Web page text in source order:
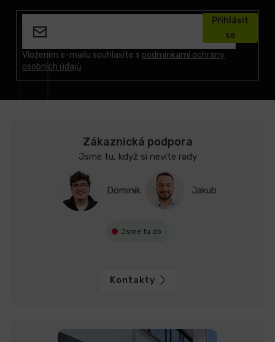
Vložením e-mailu souhlasíte s podmínkami ochrany
osobních údajů
Přihlásit
se
Zákaznická podpora
Jsme tu, když si nevíte rady
Dominik Jakub
Jsme tu do
Kontakty